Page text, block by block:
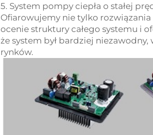
5. System pompy ciepła o stałej
Ofiarowujemy nie tylko
ocenie struktury całego systemu i
że system był bardziej
rynków.